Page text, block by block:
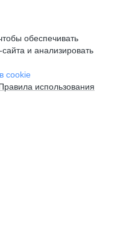
обеспечивать
и анализировать
cookie
использования